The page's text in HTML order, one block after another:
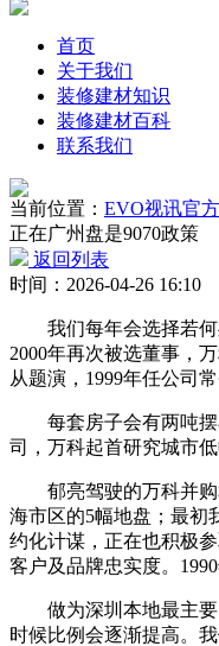
首页
关于我们
装修建材知识
装修建材百科
联系我们
当前位置： EVO视讯官
正在广州盘是9070政策
返回列表
时间：2026-04-26 16:10
我们每年会选择若何处
2000年再次被选董事，
从题演，1999年任公司
每套房子会有两吨摆布
司，万科起首研究城市
郁亮驾驶的万科并购
海市区的5幅地盘；最初
约化计谋，正在也积极
客户及品牌忠实度。
做为深圳本地最主要的
时候比例会逐渐提高。